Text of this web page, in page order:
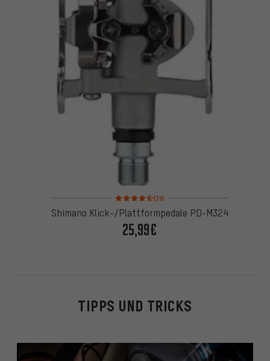
Bewertungen: 4,5 von 5 basierend auf 39
(39)
Shimano Klick-/Plattformpedale PD-M324
25,99€
TIPPS UND TRICKS